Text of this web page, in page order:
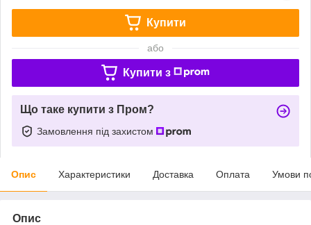
Купити
або
Купити з
Що таке купити з Пром?
Замовлення під захистом
Опис Характеристики Доставка Оплата Умови
Опис